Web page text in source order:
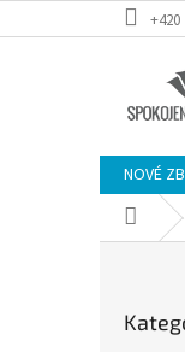
na
+420
NOVÉ
Domů